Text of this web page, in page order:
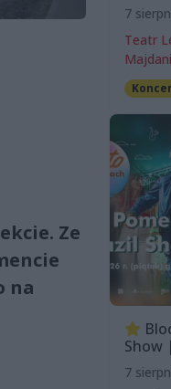
Ze
na
7
Teatr
Show
7